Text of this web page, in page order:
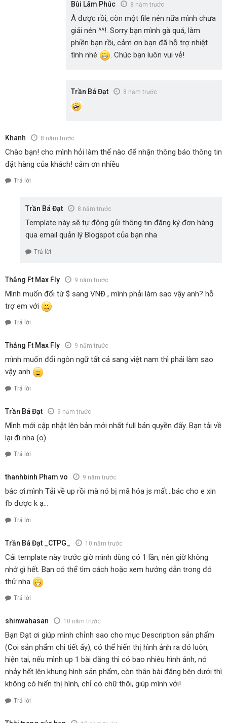
Bùi Lâm Phúc 8 năm trước
À được rồi, còn một file nén nữa mình chưa
giải nén ^^!. Sorry bạn mình gà quá, làm
phiền bạn rồi, cảm ơn bạn đã hỗ trợ nhiệt
tình nhé
. Chúc bạn luôn vui vẻ!
Trần Bá Đạt 8 năm trước
Khanh 8 năm trước
Chào bạn! cho mình hỏi làm thế nào để nhận thông báo thông tin
đặt hàng của khách! cảm ơn nhiều
Trả lời
Trần Bá Đạt 8 năm trước
Template này sẽ tự động gửi thông tin đăng ký đơn hàng
qua email quản lý Blogspot của bạn nha
Trả lời
Thắng Ft Max Fly 9 năm trước
Mình muốn đổi từ $ sang VNĐ , mình phải làm sao vậy anh? hỗ
trợ em với
Trả lời
Thắng Ft Max Fly 9 năm trước
mình muốn đổi ngôn ngữ tất cả sang việt nam thì phải làm sao
vậy anh
Trả lời
Trần Bá Đạt 9 năm trước
Mình mới cập nhật lên bản mới nhất full bản quyền đấy. Bạn tải về
lại đi nha (o)
Trả lời
thanhbinh Pham vo 9 năm trước
bác ơi.mình Tải về up rồi mà nó bị mã hóa js mất…bác cho e xin
fb được k ạ…
Trả lời
Trần Bá Đạt _CTPG_ 10 năm trước
Cái template này trước giờ mình dùng có 1 lần, nên giờ không
nhớ gì hết. Bạn có thể tìm cách hoặc xem hướng dẫn trong đó
thử nha
Trả lời
shinwahasan 10 năm trước
Bạn Đạt ơi giúp mình chỉnh sao cho mục Description sản phẩm
(Coi sản phẩm chi tiết ấy), có thể hiển thị hình ảnh ra đó luôn,
hiện tại, nếu mình up 1 bài đăng thì có bao nhiêu hình ảnh, nó
nhảy hết lên khung hình sản phẩm, còn thân bài đăng bên dưới thì
không có hiển thị hình, chỉ có chữ thôi, giúp mình với!
Trả lời